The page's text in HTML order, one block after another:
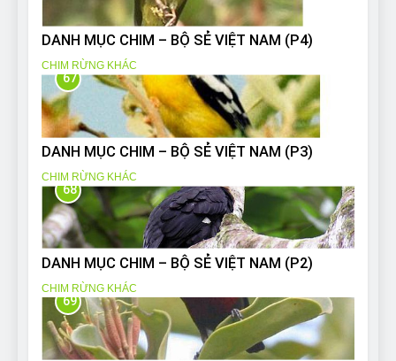
DANH MỤC CHIM – BỘ SẺ VIỆT NAM (P4)
CHIM RỪNG KHÁC
67
DANH MỤC CHIM – BỘ SẺ VIỆT NAM (P3)
CHIM RỪNG KHÁC
68
DANH MỤC CHIM – BỘ SẺ VIỆT NAM (P2)
CHIM RỪNG KHÁC
69